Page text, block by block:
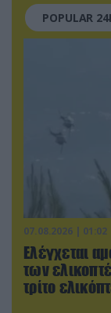
POPULAR
07.08.2026 | 01:02
Ελέγχεται
των
τρίτο